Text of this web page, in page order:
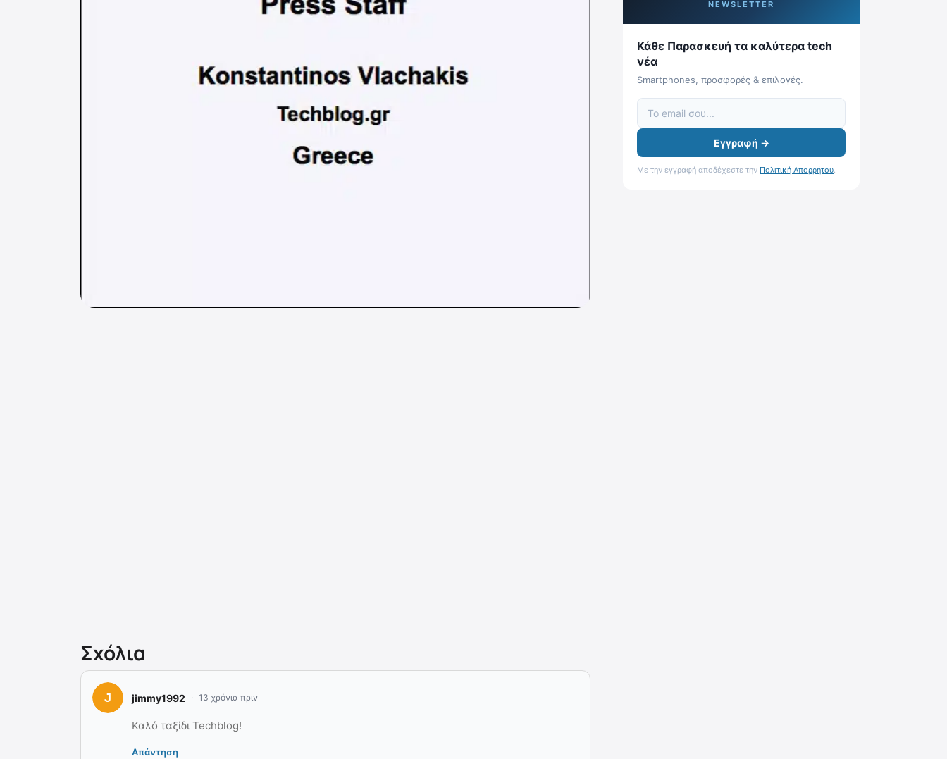
Σχόλια
jimmy1992 13 χρόνια πριν
Καλό ταξίδι Techblog!
Απάντηση
NEWSLETTER
Κάθε Παρασκευή τα καλύτερα tech
νέα
Smartphones, προσφορές & επιλογές.
Εγγραφή →
Με την εγγραφή αποδέχεστε την Πολιτική Απορρήτου.